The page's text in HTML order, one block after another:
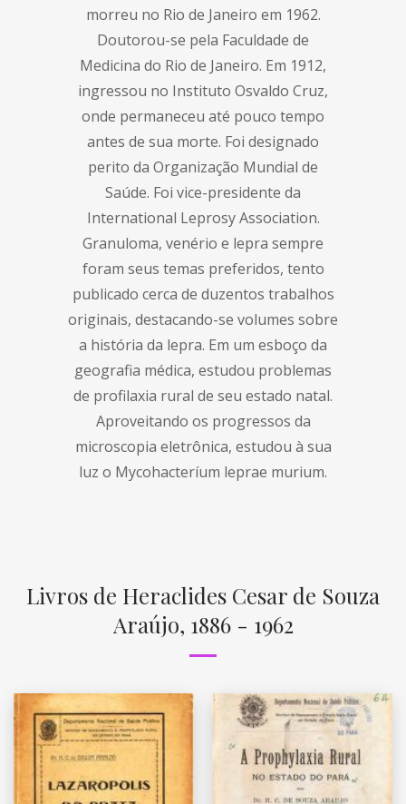
morreu no Rio de Janeiro em 1962.
Doutorou-se pela Faculdade de
Medicina do Rio de Janeiro. Em 1912,
ingressou no Instituto Osvaldo Cruz,
onde permaneceu até pouco tempo
antes de sua morte. Foi designado
perito da Organização Mundial de
Saúde. Foi vice-presidente da
International Leprosy Association.
Granuloma, venério e lepra sempre
foram seus temas preferidos, tento
publicado cerca de duzentos trabalhos
originais, destacando-se volumes sobre
a história da lepra. Em um esboço da
geografia médica, estudou problemas
de profilaxia rural de seu estado natal.
Aproveitando os progressos da
microscopia eletrônica, estudou à sua
luz o Mycohacteríum leprae murium.
Livros de Heraclides Cesar de Souza
Araújo, 1886 - 1962